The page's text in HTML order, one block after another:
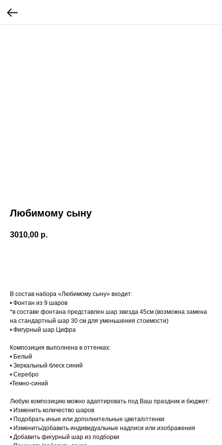
Любимому сыну
3010,00 р.
В состав набора «Любимому сыну» входит:
• Фонтан из 9 шаров
*в составе фонтана представлен шар звезда 45см (возможна замена
на стандартный шар 30 см для уменьшения стоимости)
• Фигурный шар Цифра
Композиция выполнена в оттенках:
• Белый
• Зеркальный блеск синий
• Серебро
•Темно-синий
Любую композицию можно адаптировать под Ваш праздник и бюджет:
• Изменить количество шаров
• Подобрать иные или дополнительные цвета/оттенки
• Изменить/добавить индивидуальные надписи или изображения
• Добавить фигурный шар из подборки